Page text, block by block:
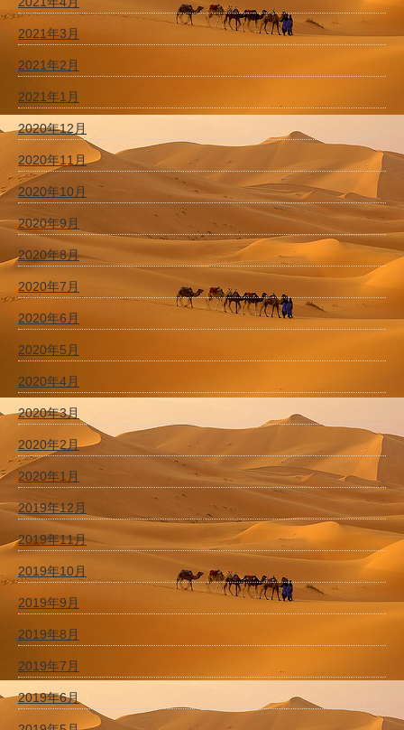
2021年3月
2021年2月
2021年1月
2020年12月
2020年11月
2020年10月
2020年9月
2020年8月
2020年7月
2020年6月
2020年5月
2020年4月
2020年3月
2020年2月
2020年1月
2019年12月
2019年11月
2019年10月
2019年9月
2019年8月
2019年7月
2019年6月